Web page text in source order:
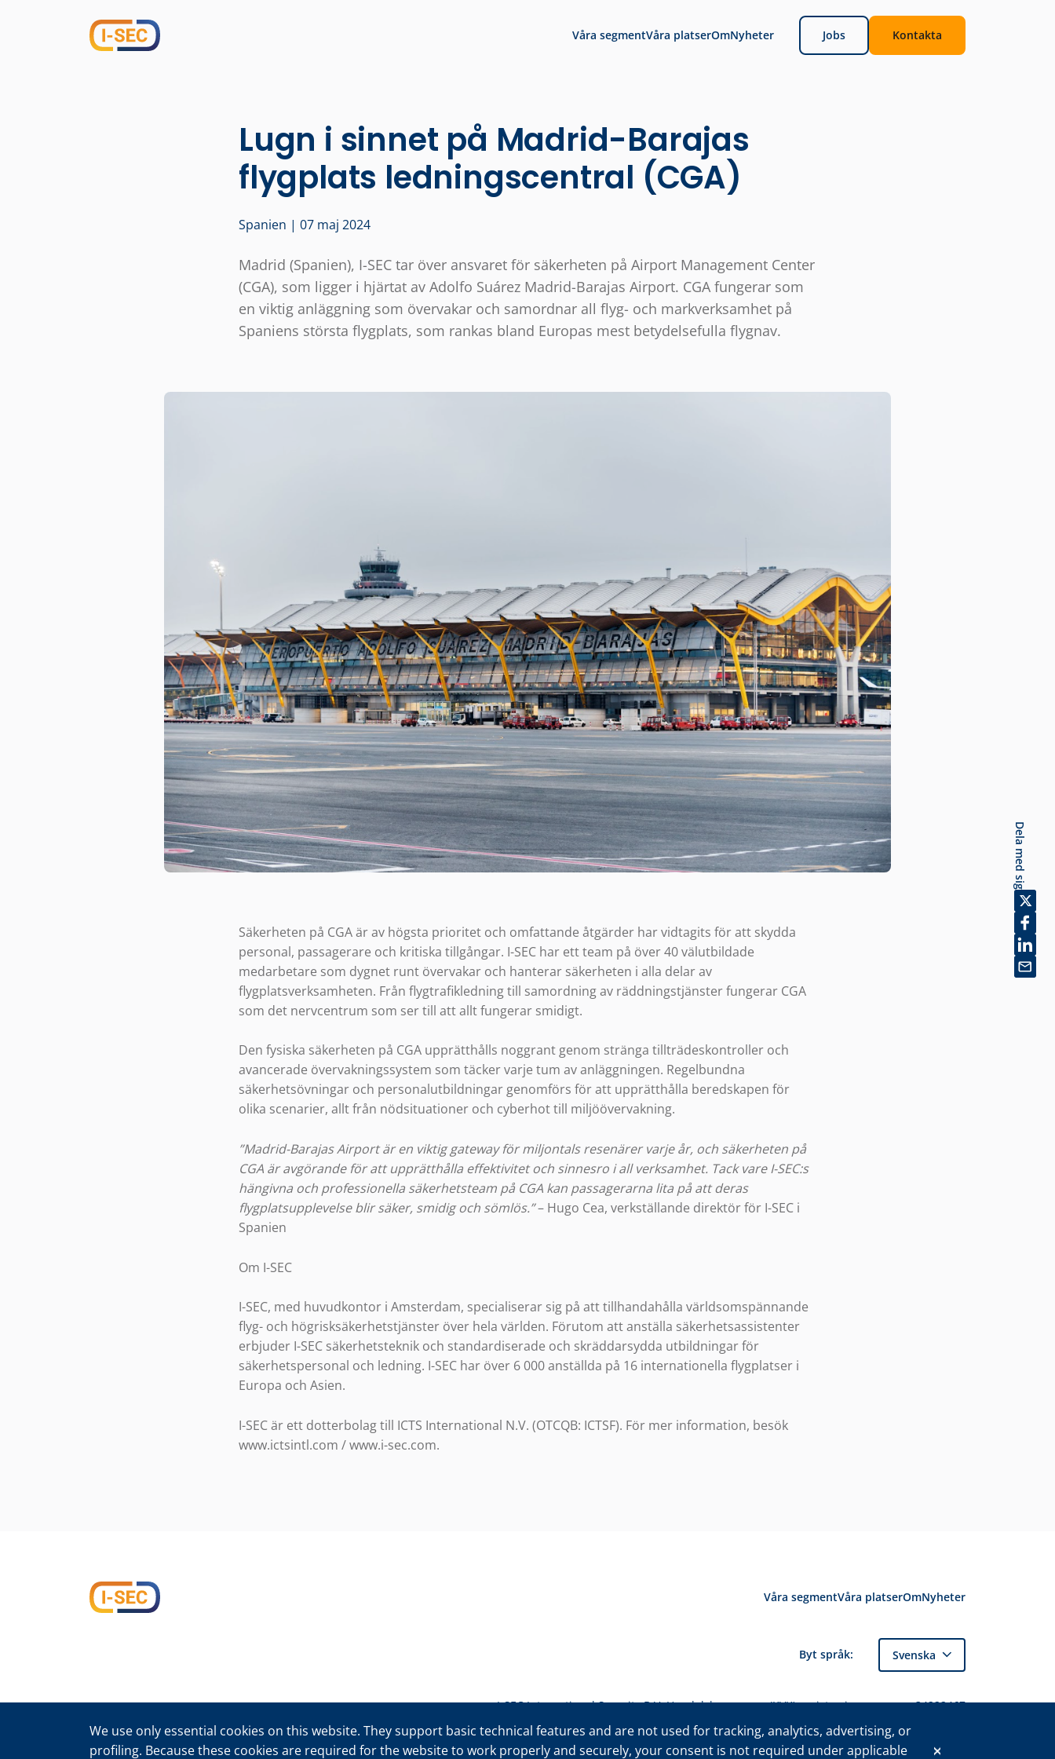
Våra segmentVåra platserOmNyheter Jobs Kontakta
Lugn i sinnet på Madrid-Barajas
flygplats ledningscentral (CGA)
Spanien | 07 maj 2024
Madrid (Spanien), I-SEC tar över ansvaret för säkerheten på Airport Management Center
(CGA), som ligger i hjärtat av Adolfo Suárez Madrid-Barajas Airport. CGA fungerar som
en viktig anläggning som övervakar och samordnar all flyg- och markverksamhet på
Spaniens största flygplats, som rankas bland Europas mest betydelsefulla flygnav.
Säkerheten på CGA är av högsta prioritet och omfattande åtgärder har vidtagits för att skydda
personal, passagerare och kritiska tillgångar. I-SEC har ett team på över 40 välutbildade
medarbetare som dygnet runt övervakar och hanterar säkerheten i alla delar av
flygplatsverksamheten. Från flygtrafikledning till samordning av räddningstjänster fungerar CGA
som det nervcentrum som ser till att allt fungerar smidigt.
Den fysiska säkerheten på CGA upprätthålls noggrant genom stränga tillträdeskontroller och
avancerade övervakningssystem som täcker varje tum av anläggningen. Regelbundna
säkerhetsövningar och personalutbildningar genomförs för att upprätthålla beredskapen för
olika scenarier, allt från nödsituationer och cyberhot till miljöövervakning.
”Madrid-Barajas Airport är en viktig gateway för miljontals resenärer varje år, och säkerheten på
CGA är avgörande för att upprätthålla effektivitet och sinnesro i all verksamhet. Tack vare I-SEC:s
hängivna och professionella säkerhetsteam på CGA kan passagerarna lita på att deras
flygplatsupplevelse blir säker, smidig och sömlös.”– Hugo Cea, verkställande direktör för I-SEC i
Spanien
Om I-SEC
I-SEC, med huvudkontor i Amsterdam, specialiserar sig på att tillhandahålla världsomspännande
flyg- och högrisksäkerhetstjänster över hela världen. Förutom att anställa säkerhetsassistenter
erbjuder I-SEC säkerhetsteknik och standardiserade och skräddarsydda utbildningar för
säkerhetspersonal och ledning. I-SEC har över 6 000 anställda på 16 internationella flygplatser i
Europa och Asien.
I-SEC är ett dotterbolag till ICTS International N.V. (OTCQB: ICTSF). För mer information, besök
www.ictsintl.com / www.i-sec.com.
Dela med sig
Våra segmentVåra platserOmNyheter
Byt språk: Svenska
Integritetspolicy I-SEC International Security B.V.
I-SEC International Security B.V. Handelskammaren (KVK) registreringsnummer 34222467
©I-SEC®-namnet och I-SEC-logotypen® är registrerade varumärken som tillhör I-SEC International Security B.V. och
får endast användas med uttryckligt tillstånd.
We use only essential cookies on this website. They support basic technical features and are not used for tracking, analytics, advertising, or
profiling. Because these cookies are required for the website to work properly and securely, your consent is not required under applicable